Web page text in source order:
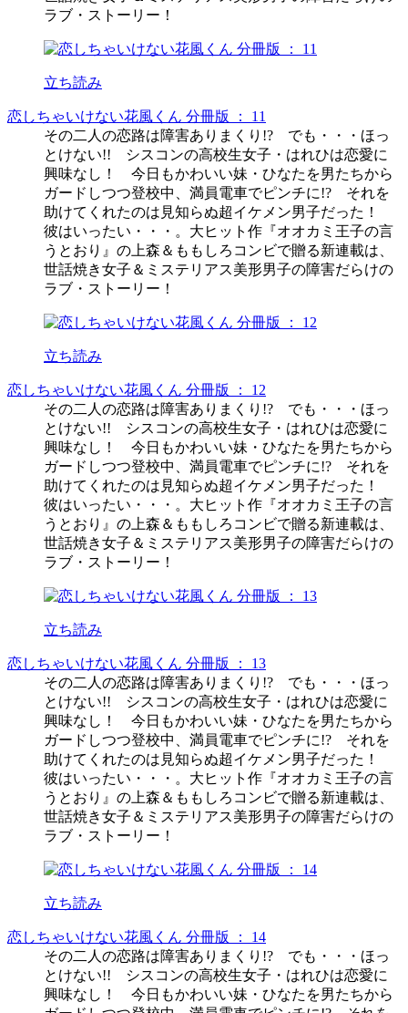
ラブ・ストーリー！
立ち読み
恋しちゃいけない花風くん 分冊版 ： 11
その二人の恋路は障害ありまくり!? でも・・・ほっ
とけない!! シスコンの高校生女子・はれひは恋愛に
興味なし！ 今日もかわいい妹・ひなたを男たちから
ガードしつつ登校中、満員電車でピンチに!? それを
助けてくれたのは見知らぬ超イケメン男子だった！
彼はいったい・・・。大ヒット作『オオカミ王子の言
うとおり』の上森＆ももしろコンビで贈る新連載は、
世話焼き女子＆ミステリアス美形男子の障害だらけの
ラブ・ストーリー！
立ち読み
恋しちゃいけない花風くん 分冊版 ： 12
その二人の恋路は障害ありまくり!? でも・・・ほっ
とけない!! シスコンの高校生女子・はれひは恋愛に
興味なし！ 今日もかわいい妹・ひなたを男たちから
ガードしつつ登校中、満員電車でピンチに!? それを
助けてくれたのは見知らぬ超イケメン男子だった！
彼はいったい・・・。大ヒット作『オオカミ王子の言
うとおり』の上森＆ももしろコンビで贈る新連載は、
世話焼き女子＆ミステリアス美形男子の障害だらけの
ラブ・ストーリー！
立ち読み
恋しちゃいけない花風くん 分冊版 ： 13
その二人の恋路は障害ありまくり!? でも・・・ほっ
とけない!! シスコンの高校生女子・はれひは恋愛に
興味なし！ 今日もかわいい妹・ひなたを男たちから
ガードしつつ登校中、満員電車でピンチに!? それを
助けてくれたのは見知らぬ超イケメン男子だった！
彼はいったい・・・。大ヒット作『オオカミ王子の言
うとおり』の上森＆ももしろコンビで贈る新連載は、
世話焼き女子＆ミステリアス美形男子の障害だらけの
ラブ・ストーリー！
立ち読み
恋しちゃいけない花風くん 分冊版 ： 14
その二人の恋路は障害ありまくり!? でも・・・ほっ
とけない!! シスコンの高校生女子・はれひは恋愛に
興味なし！ 今日もかわいい妹・ひなたを男たちから